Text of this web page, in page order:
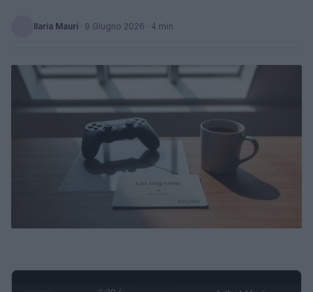
Ilaria Mauri · 9 Giugno 2026 · 4 min